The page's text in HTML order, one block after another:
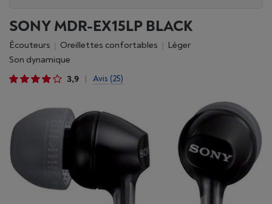
SONY MDR-EX15LP BLACK
Écouteurs oreillettes confortables
léger
son dynamique
3,9
Avis (25)